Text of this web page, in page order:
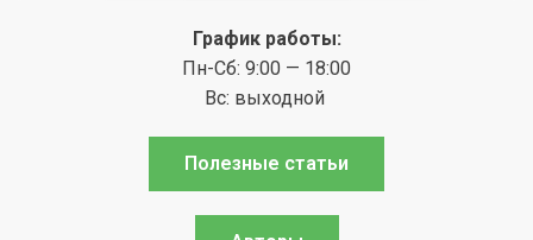
График работы:
Пн-Сб: 9:00 — 18:00
Вс: выходной
Полезные статьи